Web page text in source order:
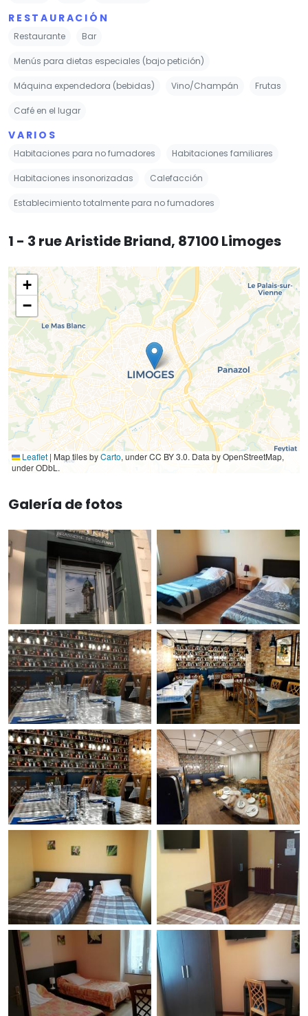
RESTAURACIÓN
Restaurante Bar
Menús para dietas especiales (bajo petición)
Máquina expendedora (bebidas) Vino/Champán Frutas
Café en el lugar
VARIOS
Habitaciones para no fumadores Habitaciones familiares
Habitaciones insonorizadas Calefacción
Establecimiento totalmente para no fumadores
1 - 3 rue Aristide Briand, 87100 Limoges
+
−
Leaflet | Map tiles byCarto, under CC BY 3.0. Data by OpenStreetMap,
under ODbL.
Galería de fotos